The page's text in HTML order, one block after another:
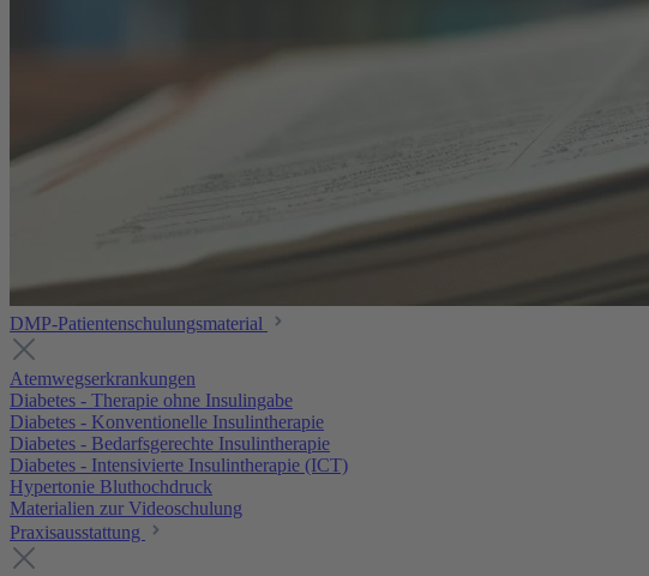
DMP-Patientenschulungsmaterial
Atemwegserkrankungen
Diabetes - Therapie ohne Insulingabe
Diabetes - Konventionelle Insulintherapie
Diabetes - Bedarfsgerechte Insulintherapie
Diabetes - Intensivierte Insulintherapie (ICT)
Hypertonie Bluthochdruck
Materialien zur Videoschulung
Praxisausstattung